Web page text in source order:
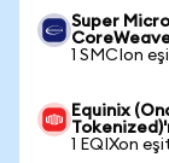
Super
1 SMCIon
Equinix
1 EQIXon